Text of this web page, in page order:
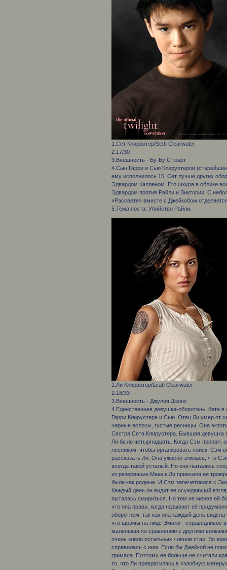
1.Сет Клирвотер/Seth Clearwater
2.17/30
3.Внешность - Бу-Бу Стюарт
4.Сын Гарри и Сью Клируотеров
ему исполнилось 15. Сет лучше других
Эдвардом Калленом. Его шкура в облике
Эдвардом против Райли и Виктории. С
«Рассвете» вместе с Джейкобом
5.Тема поста: Убийство Райли.
1.Ли Клирвотер/Leah Clearwater
2.18/33
3.Внешность - Джулия Джонс
4.Единственная девушка-оборотень, бета
Гарри Клируотера и Сью. Отец Ли умер от
черные волосы, густые ресницы. Она
Сестра Сета Клируотера. Бывшая
Ли было четырнадцать. Когда Сэм пропал,
лесникам, чтобы организовать поиск. Сэм
рассказать Ли. Она ужасно злилась, что
всегда такой усталый. Но они пытались
из резервации Мака к Ли приехала ее
были как родные. И Сэм запечетлился с
Каждый день он видит ее осуждающий
пыталась смириться. Но тем не менее ей
что она права, когда называет её
оборотнем, так как она каждый день
что шрамы на лице Эмили - справедливое
маленькая по сравнению с другими
очень злило остальных членов стаи. Во
справилась с ним. Если бы Джейкоб не
гримаса. Поэтому ее больше не считали
то, что Ли превратилась в «злобную